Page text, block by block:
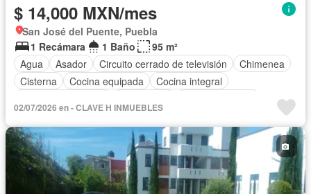
$ 14,000 MXN/mes
San José del Puente, Puebla
1 Recámara
1 Baño
95 m²
Agua
Asador Circuito cerrado de televisión
Chimenea
Cisterna
Cocina equipada
Cocina integral
Gas natural
Internet Jardín
Seguridad
Televisión por cable Terraza
Wifi
Zonas verdes
Completamente amueblado
02/07/2026 en - CLAVE H INMUEBLES